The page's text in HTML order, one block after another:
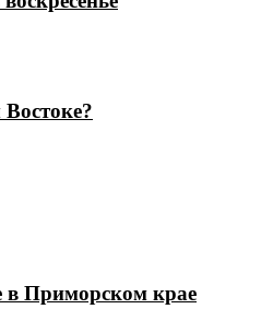
в Приморском крае